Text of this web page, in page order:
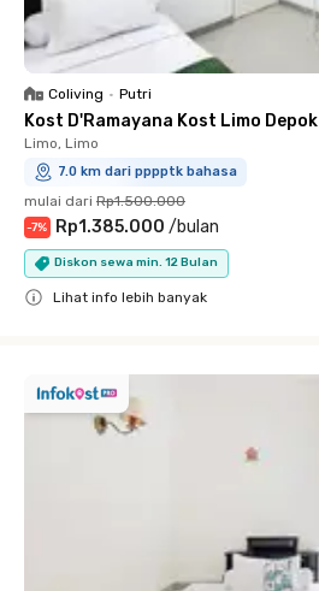
Coliving • Putri
Kost D'Ramayana Kost Limo Depok
Limo, Limo
7.0 km dari pppptk bahasa
mulai dari Rp1.500.000
-7% Rp1.385.000 /bulan
Diskon sewa min. 12 Bulan
Lihat info lebih banyak